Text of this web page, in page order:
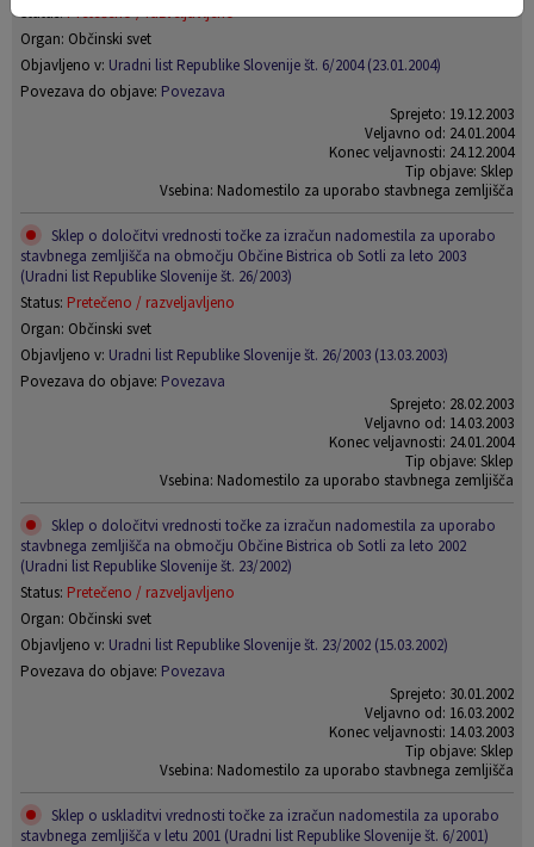
Status:Pretečeno / razveljavljeno
Organ: Občinski svet
Objavljeno v: Uradni list Republike Slovenije št. 6/2004 (23.01.2004)
Povezava do objave: Povezava
Sprejeto: 19.12.2003
Veljavno od: 24.01.2004
Konec veljavnosti: 24.12.2004
Tip objave: Sklep
Vsebina: Nadomestilo za uporabo stavbnega zemljišča
Sklep o določitvi vrednosti točke za izračun nadomestila za uporabo
stavbnega zemljišča na območju Občine Bistrica ob Sotli za leto 2003
(Uradni list Republike Slovenije št. 26/2003)
Status: Pretečeno / razveljavljeno
Organ: Občinski svet
Objavljeno v: Uradni list Republike Slovenije št. 26/2003 (13.03.2003)
Povezava do objave: Povezava
Sprejeto: 28.02.2003
Veljavno od: 14.03.2003
Konec veljavnosti: 24.01.2004
Tip objave: Sklep
Vsebina: Nadomestilo za uporabo stavbnega zemljišča
Sklep o določitvi vrednosti točke za izračun nadomestila za uporabo
stavbnega zemljišča na območju Občine Bistrica ob Sotli za leto 2002
(Uradni list Republike Slovenije št. 23/2002)
Status: Pretečeno / razveljavljeno
Organ: Občinski svet
Objavljeno v: Uradni list Republike Slovenije št. 23/2002 (15.03.2002)
Povezava do objave: Povezava
Sprejeto: 30.01.2002
Veljavno od: 16.03.2002
Konec veljavnosti: 14.03.2003
Tip objave: Sklep
Vsebina: Nadomestilo za uporabo stavbnega zemljišča
Sklep o uskladitvi vrednosti točke za izračun nadomestila za uporabo
stavbnega zemljišča v letu 2001 (Uradni list Republike Slovenije št. 6/2001)